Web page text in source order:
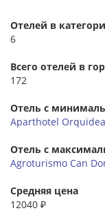
Отелей в
6
Всего отелей в
172
Отель с
Aparthotel
Отель с
Agroturismo Can
Средняя цена
12040 ₽